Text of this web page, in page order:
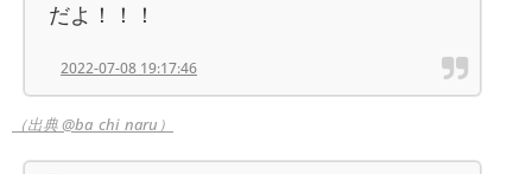
だよ！！！
2022-07-08 19:17:46
（出典 @ba_chi_naru）